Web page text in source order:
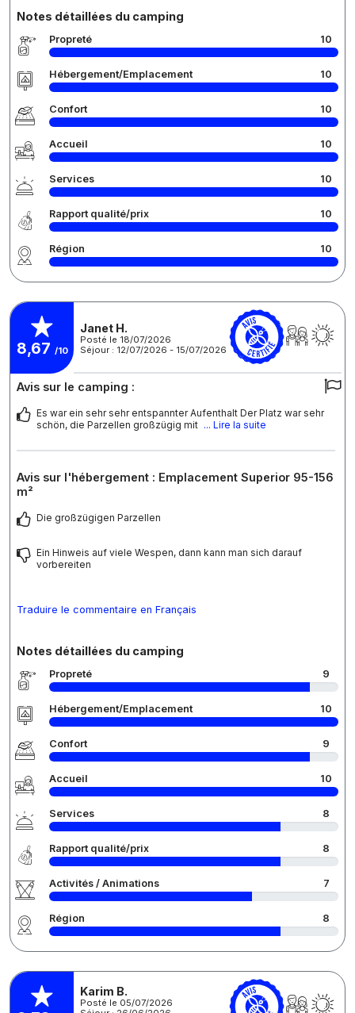
Notes détaillées du camping
Propreté 10
Hébergement/Emplacement 10
Confort 10
Accueil 10
Services 10
Rapport qualité/prix 10
Région 10
8,67 /10
Janet H.
Posté le 18/07/2026
Séjour : 12/07/2026 - 15/07/2026
Avis sur le camping :
Es war ein sehr sehr entspannter Aufenthalt Der Platz war sehr
schön, die Parzellen großzügig mit ... Lire la suite
Avis sur l'hébergement : Emplacement Superior 95-156
m²
Die großzügigen Parzellen
Ein Hinweis auf viele Wespen, dann kann man sich darauf
vorbereiten
Traduire le commentaire en Français
Notes détaillées du camping
Propreté 9
Hébergement/Emplacement 10
Confort 9
Accueil 10
Services 8
Rapport qualité/prix 8
Activités / Animations 7
Région 8
Karim B.
Posté le 05/07/2026